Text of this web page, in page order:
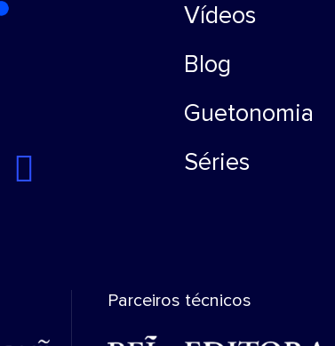
Vídeos
Blog
Guetonomia
Séries
Parceiros técnicos